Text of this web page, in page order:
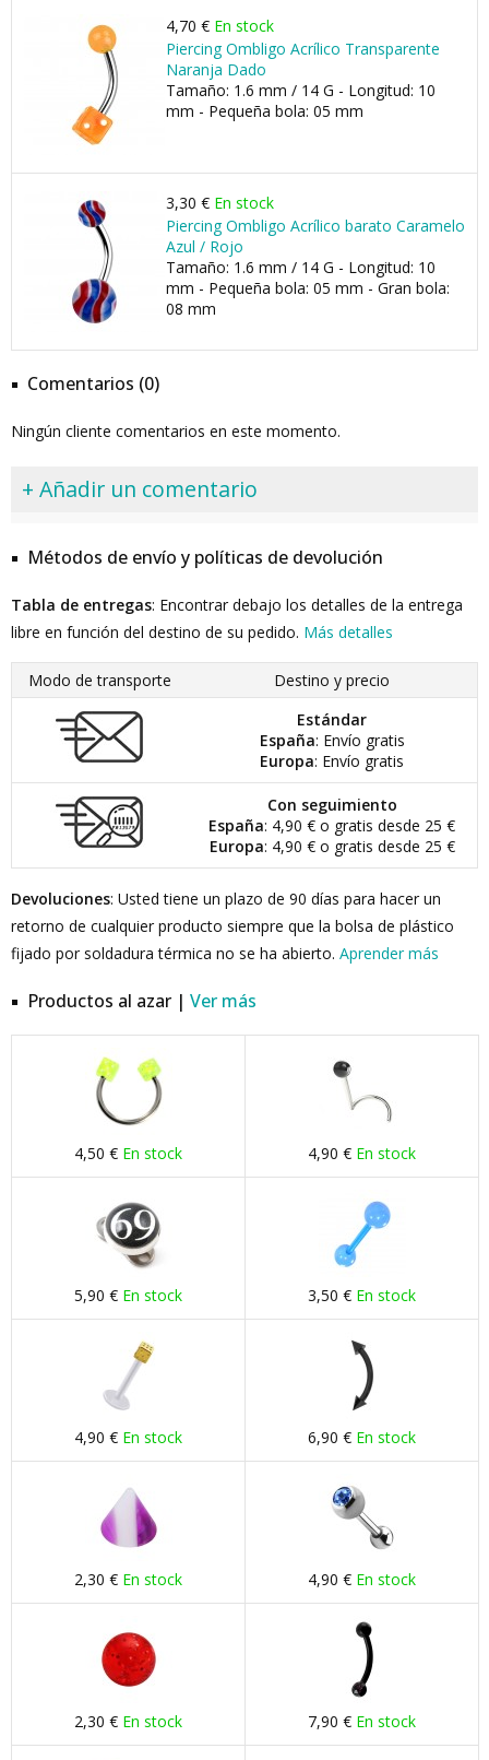
4,70 € En stock
Piercing Ombligo Acrílico Transparente
Naranja Dado
Tamaño: 1.6 mm / 14 G - Longitud: 10
mm - Pequeña bola: 05 mm
3,30 € En stock
Piercing Ombligo Acrílico barato Caramelo
Azul / Rojo
Tamaño: 1.6 mm / 14 G - Longitud: 10
mm - Pequeña bola: 05 mm - Gran bola:
08 mm
Comentarios (0)
Ningún cliente comentarios en este momento.
+ Añadir un comentario
Métodos de envío y políticas de devolución
Tabla de entregas: Encontrar debajo los detalles de la entrega
libre en función del destino de su pedido. Más detalles
Modo de transporte
Destino y precio
Estándar
España: Envío gratis
Europa: Envío gratis
Con seguimiento
España: 4,90 € o gratis desde 25 €
Europa: 4,90 € o gratis desde 25 €
Devoluciones: Usted tiene un plazo de 90 días para hacer un
retorno de cualquier producto siempre que la bolsa de plástico
fijado por soldadura térmica no se ha abierto. Aprender más
Productos al azar | Ver más
4,50 € En stock 4,90 € En stock
5,90 € En stock 3,50 € En stock
4,90 € En stock 6,90 € En stock
2,30 € En stock 4,90 € En stock
2,30 € En stock 7,90 € En stock